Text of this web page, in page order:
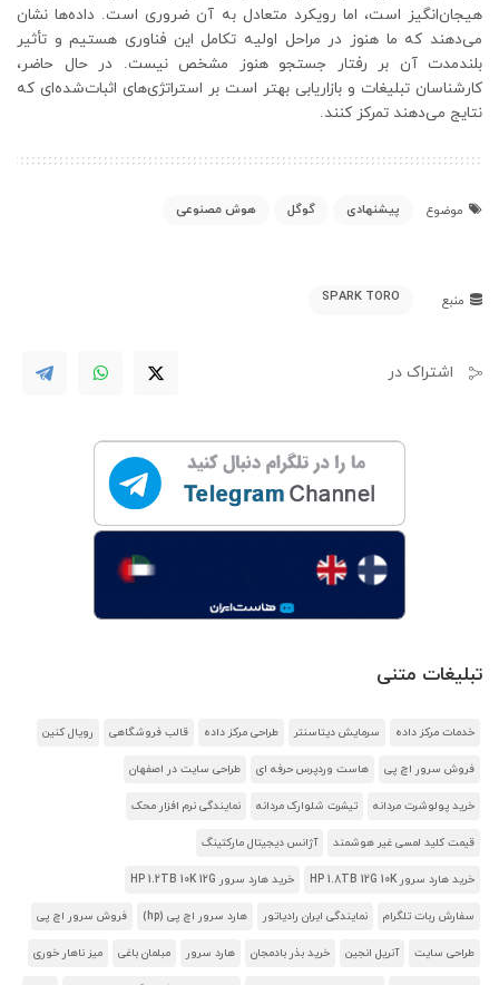
هیجان‌انگیز است، اما رویکرد متعادل به آن ضروری است. داده‌ها نشان
می‌دهند که ما هنوز در مراحل اولیه تکامل این فناوری هستیم و تأثیر
بلندمدت آن بر رفتار جستجو هنوز مشخص نیست. در حال حاضر،
کارشناسان تبلیغات و بازاریابی بهتر است بر استراتژی‌های اثبات‌شده‌ای که
نتایج می‌دهند تمرکز کنند.
موضوع پیشنهادی گوگل هوش مصنوعی
منبع SPARK TORO
اشتراک در
تبلیغات متنی
خدمات مرکز داده سرمایش دیتاسنتر طراحی مرکز داده قالب فروشگاهی رویال کنین
فروش سرور اچ پی هاست وردپرس حرفه ای طراحی سایت در اصفهان
خرید پولوشرت مردانه تیشرت شلوارک مردانه نمایندگی نرم افزار محک
قیمت کلید لمسی غیر هوشمند آژانس دیجیتال مارکتینگ
خرید هارد سرور HP 1.8TB 12G 10K خرید هارد سرور HP 1.2TB 10K 12G
سفارش ربات تلگرام نمایندگی ایران رادیاتور هارد سرور اچ پی (hp) فروش سرور اچ پی
طراحی سایت آنریل انجین خرید بذر بادمجان هارد سرور مبلمان باغی میز ناهار خوری